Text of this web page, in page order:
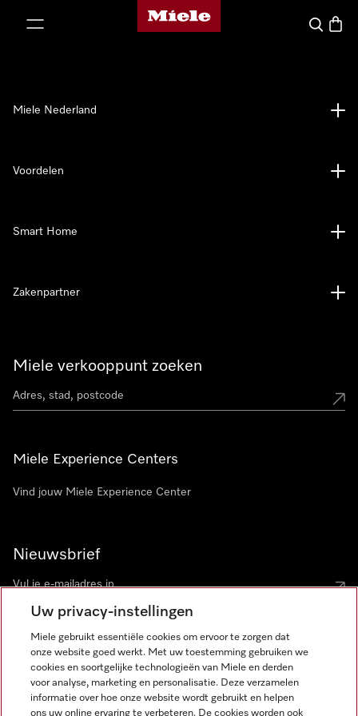
Homepage van Miele
Wat zoek
Miele verkooppunt zoeken
Miele Experience Centers
Vind jouw Miele Experience Center
Nieuwsbrief
Miele Nederland
Voordelen
Smart Home
Zakenpartner
Miele op Instagram
Miele op Facebook
Miele op Youtube
Uw privacy-instellingen
Miele gebruikt essentiële cookies om ervoor te zorgen dat
onze website goed werkt. Met uw toestemming gebruiken we
cookies en soortgelijke technologieën van Miele en derden
voor analyse, marketing en personalisatie. Deze verzamelen
informatie over hoe onze website wordt gebruikt en helpen
ons uw online ervaring te verbeteren. De cookies worden ook